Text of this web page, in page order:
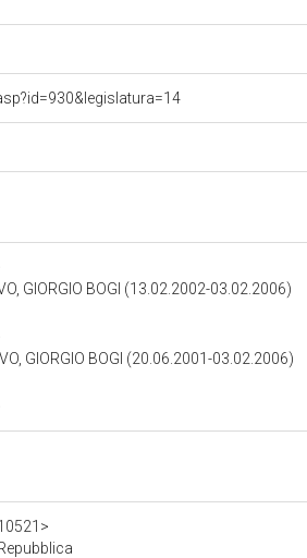
GIORGIO BOGI (13.02.2002-03.02.2006)
GIORGIO BOGI (20.06.2001-03.02.2006)